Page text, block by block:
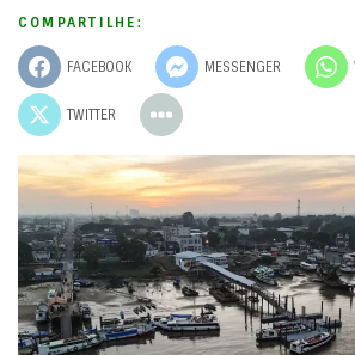
COMPARTILHE:
FACEBOOK MESSENGER
TWITTER